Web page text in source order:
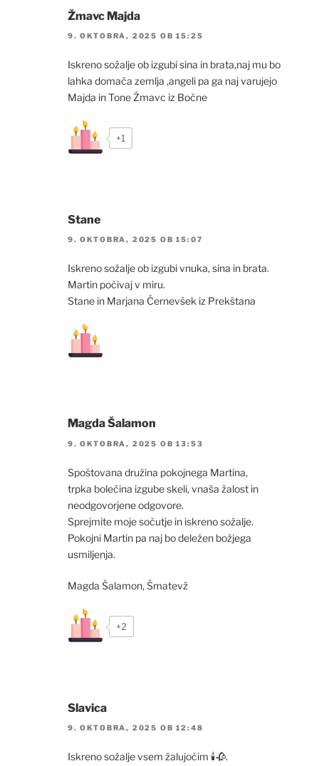
Žmavc Majda
9. OKTOBRA, 2025 OB 15:25
Iskreno sožalje ob izgubi sina in brata,naj mu bo
lahka domača zemlja ,angeli pa ga naj varujejo
Majda in Tone Žmavc iz Bočne
+1
Stane
9. OKTOBRA, 2025 OB 15:07
Iskreno sožalje ob izgubi vnuka, sina in brata.
Martin počivaj v miru.
Stane in Marjana Černevšek iz Prekštana
Magda Šalamon
9. OKTOBRA, 2025 OB 13:53
Spoštovana družina pokojnega Martina,
trpka bolečina izgube skeli, vnaša žalost in
neodgovorjene odgovore.
Sprejmite moje sočutje in iskreno sožalje.
Pokojni Martin pa naj bo deležen božjega
usmiljenja.
Magda Šalamon, Šmatevž
+2
Slavica
9. OKTOBRA, 2025 OB 12:48
Iskreno sožalje vsem žalujočim 🕯🥀.